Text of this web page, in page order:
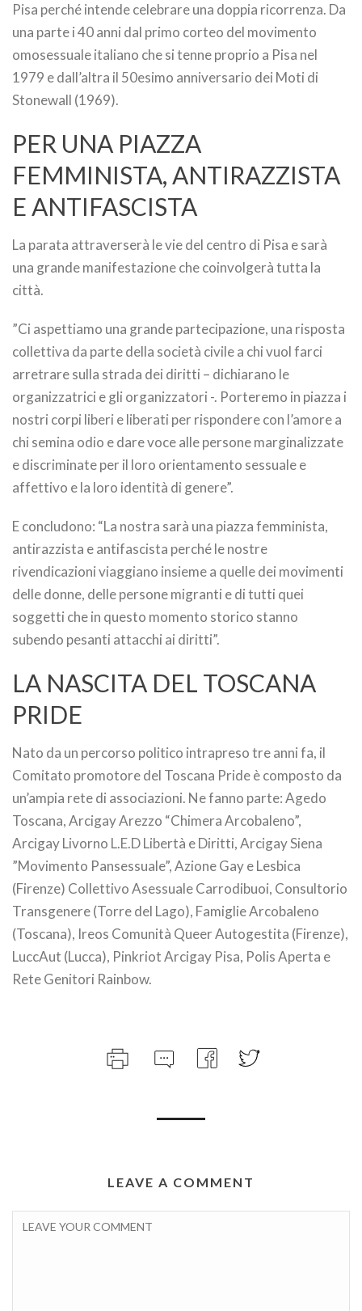
Pisa perché intende celebrare una doppia ricorrenza. Da
una parte i 40 anni dal primo corteo del movimento
omosessuale italiano che si tenne proprio a Pisa nel
1979 e dall’altra il 50esimo anniversario dei Moti di
Stonewall (1969).
PER UNA PIAZZA
FEMMINISTA, ANTIRAZZISTA
E ANTIFASCISTA
La parata attraverserà le vie del centro di Pisa e sarà
una grande manifestazione che coinvolgerà tutta la
città.
”Ci aspettiamo una grande partecipazione, una risposta
collettiva da parte della società civile a chi vuol farci
arretrare sulla strada dei diritti – dichiarano le
organizzatrici e gli organizzatori -. Porteremo in piazza i
nostri corpi liberi e liberati per rispondere con l’amore a
chi semina odio e dare voce alle persone marginalizzate
e discriminate per il loro orientamento sessuale e
affettivo e la loro identità di genere”.
E concludono: “La nostra sarà una piazza femminista,
antirazzista e antifascista perché le nostre
rivendicazioni viaggiano insieme a quelle dei movimenti
delle donne, delle persone migranti e di tutti quei
soggetti che in questo momento storico stanno
subendo pesanti attacchi ai diritti”.
LA NASCITA DEL TOSCANA
PRIDE
Nato da un percorso politico intrapreso tre anni fa, il
Comitato promotore del Toscana Pride è composto da
un’ampia rete di associazioni. Ne fanno parte: Agedo
Toscana, Arcigay Arezzo “Chimera Arcobaleno”,
Arcigay Livorno L.E.D Libertà e Diritti, Arcigay Siena
”Movimento Pansessuale”, Azione Gay e Lesbica
(Firenze) Collettivo Asessuale Carrodibuoi, Consultorio
Transgenere (Torre del Lago), Famiglie Arcobaleno
(Toscana), Ireos Comunità Queer Autogestita (Firenze),
LuccAut (Lucca), Pinkriot Arcigay Pisa, Polis Aperta e
Rete Genitori Rainbow.
LEAVE A COMMENT